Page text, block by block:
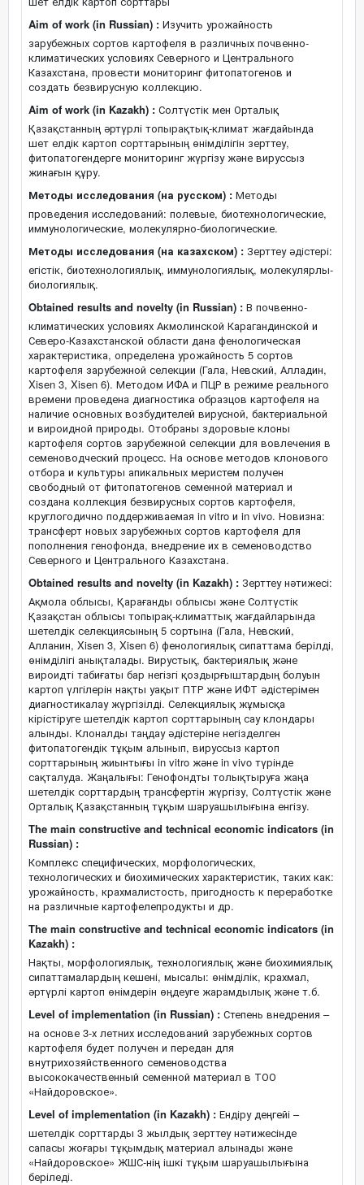
Aim of work (in Russian) : Изучить урожайность
зарубежных сортов картофеля в различных почвенно-
климатических условиях Северного и Центрального
Казахстана, провести мониторинг фитопатогенов и
создать безвирусную коллекцию.
Aim of work (in Kazakh) : Солтүстік мен Орталық
Қазақстанның әртүрлі топырақтық-климат жағдайында
шет елдік картоп сорттарының өнімділігін зерттеу,
фитопатогендерге мониторинг жүргізу және вируссыз
жинағын құру.
Методы исследования (на русском) : Методы
проведения исследований: полевые, биотехнологические,
иммунологические, молекулярно-биологические.
Методы исследования (на казахском) : Зерттеу әдістері:
егістік, биотехнологиялық, иммунологиялық, молекулярлы-
биологиялық.
Obtained results and novelty (in Russian) : В почвенно-
климатических условиях Акмолинской Карагандинской и
Северо-Казахстанской области дана фенологическая
характеристика, определена урожайность 5 сортов
картофеля зарубежной селекции (Гала, Невский, Алладин,
Xisen 3, Xisen 6). Методом ИФА и ПЦР в режиме реального
времени проведена диагностика образцов картофеля на
наличие основных возбудителей вирусной, бактериальной
и вироидной природы. Отобраны здоровые клоны
картофеля сортов зарубежной селекции для вовлечения в
семеноводческий процесс. На основе методов клонового
отбора и культуры апикальных меристем получен
свободный от фитопатогенов семенной материал и
создана коллекция безвирусных сортов картофеля,
круглогодично поддерживаемая in vitro и in vivo. Новизна:
трансферт новых зарубежных сортов картофеля для
пополнения генофонда, внедрение их в семеноводство
Северного и Центрального Казахстана.
Obtained results and novelty (in Kazakh) : Зерттеу нәтижесі:
Ақмола облысы, Қарағанды облысы және Солтүстік
Қазақстан облысы топырақ-климаттық жағдайларында
шетелдік селекциясының 5 сортына (Гала, Невский,
Алланин, Xisen 3, Xisen 6) фенологиялық сипаттама берілді,
өнімділігі анықталады. Вирустық, бактериялық және
вироидті табиғаты бар негізгі қоздырғыштардың болуын
картоп үлгілерін нақты уақыт ПТР және ИФТ әдістерімен
диагностикалау жүргізілді. Селекциялық жұмысқа
кірістіруге шетелдік картоп сорттарының сау клондары
алынды. Клоналды таңдау әдістеріне негізделген
фитопатогендік тұқым алынып, вируссыз картоп
сорттарының жиынтығы in vitro және in vivo түрінде
сақталуда. Жаңалығы: Генофондты толықтыруға жаңа
шетелдік сорттардың трансфертін жүргізу, Солтүстік және
Орталық Қазақстанның тұқым шаруашылығына енгізу.
The main constructive and technical economic indicators (in
Russian) :
Комплекс специфических, морфологических,
технологических и биохимических характеристик, таких как:
урожайность, крахмалистость, пригодность к переработке
на различные картофелепродукты и др.
The main constructive and technical economic indicators (in
Kazakh) :
Нақты, морфологиялық, технологиялық және биохимиялық
сипаттамалардың кешені, мысалы: өнімділік, крахмал,
әртүрлі картоп өнімдерін өңдеуге жарамдылық және т.б.
Level of implementation (in Russian) : Степень внедрения –
на основе 3-х летних исследований зарубежных сортов
картофеля будет получен и передан для
внутрихозяйственного семеноводства
высококачественный семенной материал в ТОО
«Найдоровское».
Level of implementation (in Kazakh) : Ендіру деңгейі –
шетелдік сорттарды 3 жылдық зерттеу нәтижесінде
сапасы жоғары тұқымдық материал алынады және
«Найдоровское» ЖШС-нің ішкі тұқым шаруашылығына
беріледі.